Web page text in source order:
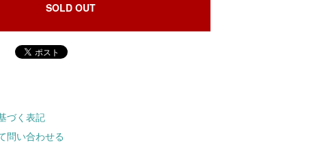
SOLD OUT
づく表記
問い合わせる